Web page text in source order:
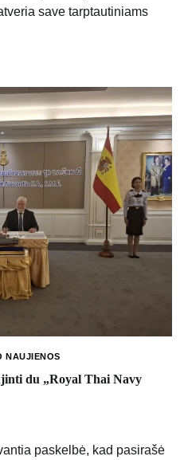
save tarptautiniams
NAUJIENOS
du „Royal Thai Navy
paskelbė, kad pasirašė